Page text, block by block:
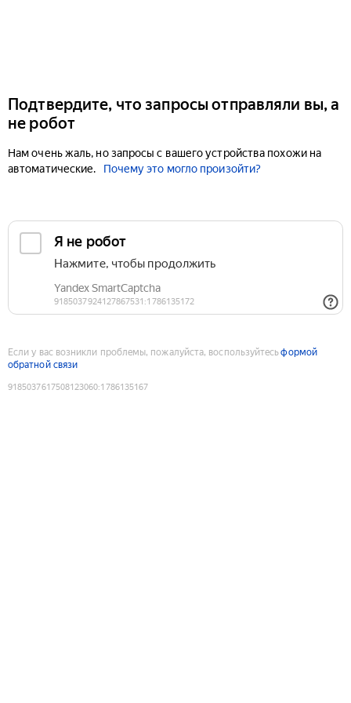
Подтвердите, что запросы отправляли вы, а
не робот
Нам очень жаль, но запросы с вашего устройства похожи на
автоматические.
Почему это могло произойти?
Если у вас возникли проблемы, пожалуйста, воспользуйтесьформой
обратной связи
9185037617508123060:1786135167